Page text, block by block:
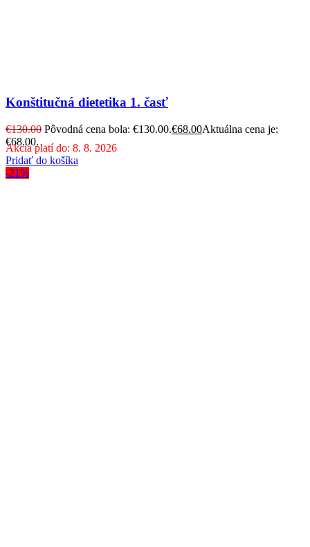
Konštitučná dietetika 1. časť
€130.00 Pôvodná cena bola: €130.00.€68.00Aktuálna cena je:
€68.00.
Akcia platí do: 8. 8. 2026
Pridať do košíka
-21%